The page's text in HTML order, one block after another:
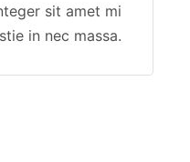
sit amet mi
in nec massa.